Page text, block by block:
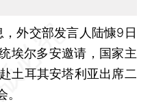
外交部发言人陆慷9日
埃尔多安邀请，国家主
土耳其安塔利亚出席二